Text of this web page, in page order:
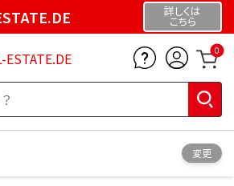
詳しくは
こちら
ESTATE.DE 0
変更